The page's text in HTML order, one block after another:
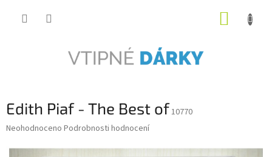
Edith Piaf - The Best of10770
Průměrné
produktu
Neohodnoceno Podrobnosti hodnocení